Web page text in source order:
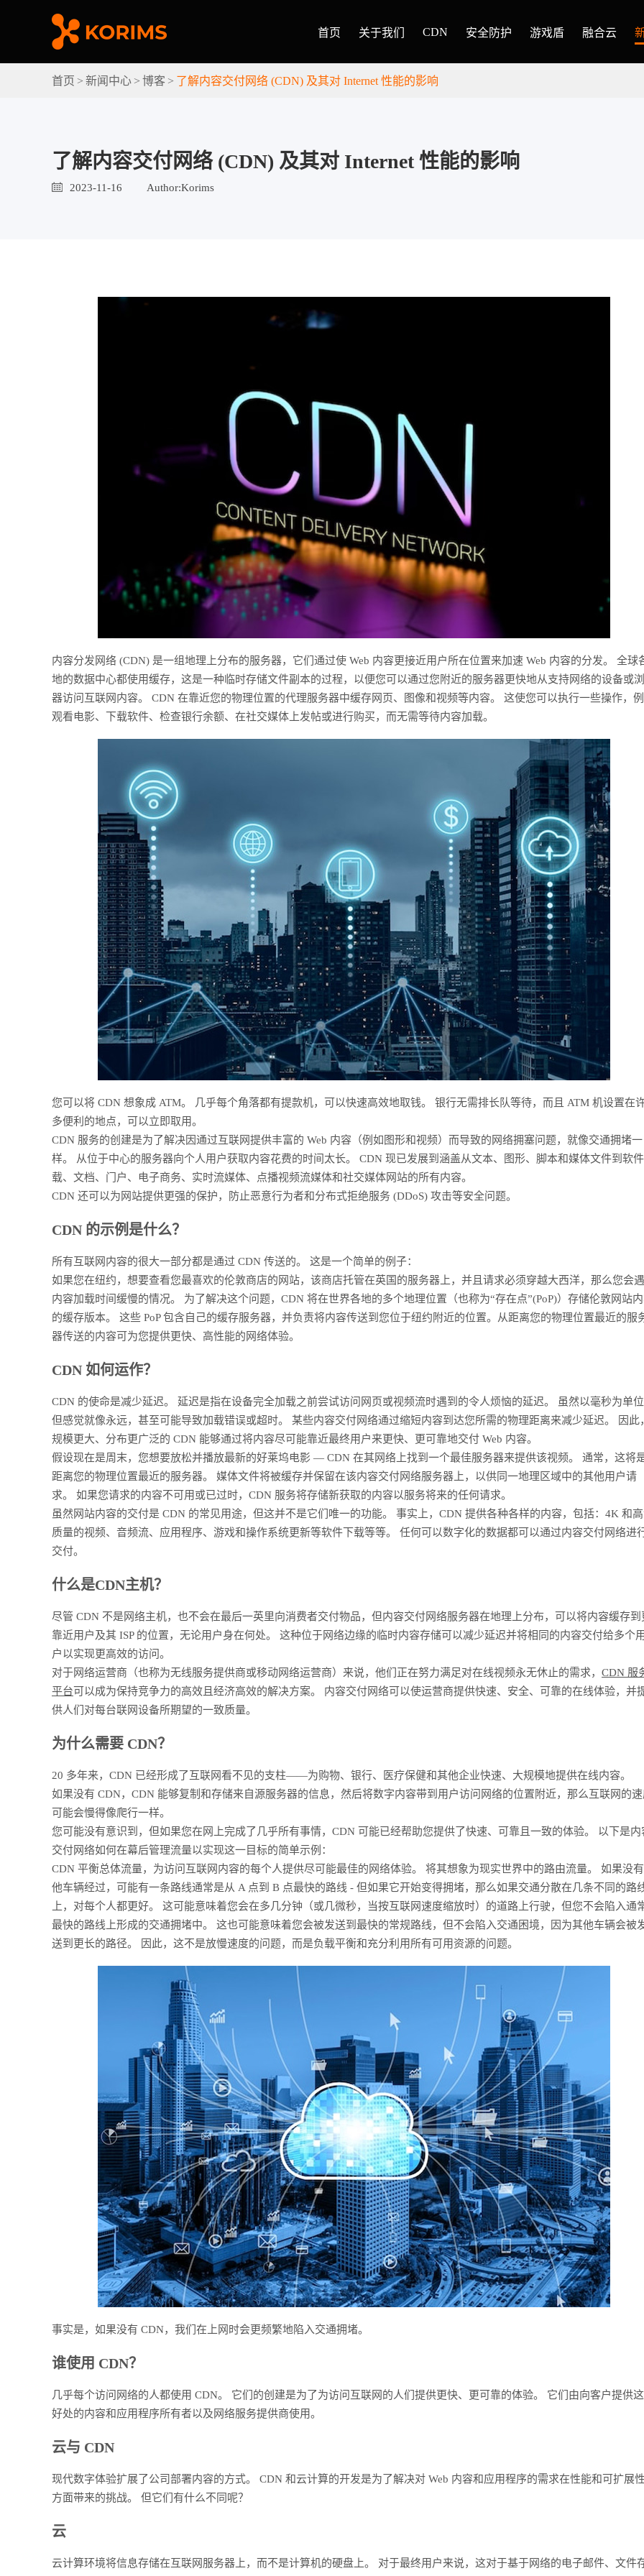
首页 关于我们 CDN 安全防护 游戏盾 融合云
首页 新闻中心 博客 了解内容交付网络 (CDN) 及其对 Internet 性能的影响
了解内容交付网络 (CDN) 及其对 Internet 性能的影响
2023-11-16 Author:Korims
内容分发网络 (CDN) 是一组地理上分布的服务器，它们通过使 Web 内容更接近用户所在位置来加速 Web 内容的分发。 全球
地的数据中心都使用缓存，这是一种临时存储文件副本的过程，以便您可以通过您附近的服务器更快地从支持网络的设备或
器访问互联网内容。 CDN 在靠近您的物理位置的代理服务器中缓存网页、图像和视频等内容。 这使您可以执行一些操作，
观看电影、下载软件、检查银行余额、在社交媒体上发帖或进行购买，而无需等待内容加载。
您可以将 CDN 想象成 ATM。 几乎每个角落都有提款机，可以快速高效地取钱。 银行无需排长队等待，而且 ATM 机设置在
多便利的地点，可以立即取用。
CDN 服务的创建是为了解决因通过互联网提供丰富的 Web 内容（例如图形和视频）而导致的网络拥塞问题，就像交通拥堵一
样。 从位于中心的服务器向个人用户获取内容花费的时间太长。 CDN 现已发展到涵盖从文本、图形、脚本和媒体文件到软
载、文档、门户、电子商务、实时流媒体、点播视频流媒体和社交媒体网站的所有内容。
CDN 还可以为网站提供更强的保护，防止恶意行为者和分布式拒绝服务 (DDoS) 攻击等安全问题。
CDN 的示例是什么？
所有互联网内容的很大一部分都是通过 CDN 传送的。 这是一个简单的例子：
如果您在纽约，想要查看您最喜欢的伦敦商店的网站，该商店托管在英国的服务器上，并且请求必须穿越大西洋，那么您会
内容加载时间缓慢的情况。 为了解决这个问题，CDN 将在世界各地的多个地理位置（也称为“存在点”(PoP)）存储伦敦网站
的缓存版本。 这些 PoP 包含自己的缓存服务器，并负责将内容传送到您位于纽约附近的位置。从距离您的物理位置最近的服
器传送的内容可为您提供更快、高性能的网络体验。
CDN 如何运作？
CDN 的使命是减少延迟。 延迟是指在设备完全加载之前尝试访问网页或视频流时遇到的令人烦恼的延迟。 虽然以毫秒为单位
但感觉就像永远，甚至可能导致加载错误或超时。 某些内容交付网络通过缩短内容到达您所需的物理距离来减少延迟。 因此，
规模更大、分布更广泛的 CDN 能够通过将内容尽可能靠近最终用户来更快、更可靠地交付 Web 内容。
假设现在是周末，您想要放松并播放最新的好莱坞电影 — CDN 在其网络上找到一个最佳服务器来提供该视频。 通常，这将
距离您的物理位置最近的服务器。 媒体文件将被缓存并保留在该内容交付网络服务器上，以供同一地理区域中的其他用户请
求。 如果您请求的内容不可用或已过时，CDN 服务将存储新获取的内容以服务将来的任何请求。
虽然网站内容的交付是 CDN 的常见用途，但这并不是它们唯一的功能。 事实上，CDN 提供各种各样的内容，包括：4K 和
质量的视频、音频流、应用程序、游戏和操作系统更新等软件下载等等。 任何可以数字化的数据都可以通过内容交付网络进
交付。
什么是CDN主机？
尽管 CDN 不是网络主机，也不会在最后一英里向消费者交付物品，但内容交付网络服务器在地理上分布，可以将内容缓存到
靠近用户及其 ISP 的位置，无论用户身在何处。 这种位于网络边缘的临时内容存储可以减少延迟并将相同的内容交付给多个
户以实现更高效的访问。
对于网络运营商（也称为无线服务提供商或移动网络运营商）来说，他们正在努力满足对在线视频永无休止的需求， CDN 服
平台可以成为保持竞争力的高效且经济高效的解决方案。 内容交付网络可以使运营商提供快速、安全、可靠的在线体验，并
供人们对每台联网设备所期望的一致质量。
为什么需要 CDN？
20 多年来，CDN 已经形成了互联网看不见的支柱——为购物、银行、医疗保健和其他企业快速、大规模地提供在线内容。
如果没有 CDN，CDN 能够复制和存储来自源服务器的信息，然后将数字内容带到用户访问网络的位置附近，那么互联网的
可能会慢得像爬行一样。
您可能没有意识到，但如果您在网上完成了几乎所有事情，CDN 可能已经帮助您提供了快速、可靠且一致的体验。 以下是内
交付网络如何在幕后管理流量以实现这一目标的简单示例：
CDN 平衡总体流量，为访问互联网内容的每个人提供尽可能最佳的网络体验。 将其想象为现实世界中的路由流量。 如果没
他车辆经过，可能有一条路线通常是从 A 点到 B 点最快的路线 - 但如果它开始变得拥堵，那么如果交通分散在几条不同的路
上，对每个人都更好。 这可能意味着您会在多几分钟（或几微秒，当按互联网速度缩放时）的道路上行驶，但您不会陷入通
最快的路线上形成的交通拥堵中。 这也可能意味着您会被发送到最快的常规路线，但不会陷入交通困境，因为其他车辆会被
送到更长的路径。 因此，这不是放慢速度的问题，而是负载平衡和充分利用所有可用资源的问题。
事实是，如果没有 CDN，我们在上网时会更频繁地陷入交通拥堵。
谁使用 CDN？
几乎每个访问网络的人都使用 CDN。 它们的创建是为了为访问互联网的人们提供更快、更可靠的体验。 它们由向客户提供
好处的内容和应用程序所有者以及网络服务提供商使用。
云与 CDN
现代数字体验扩展了公司部署内容的方式。 CDN 和云计算的开发是为了解决对 Web 内容和应用程序的需求在性能和可扩展性
方面带来的挑战。 但它们有什么不同呢？
云
云计算环境将信息存储在互联网服务器上，而不是计算机的硬盘上。 对于最终用户来说，这对于基于网络的电子邮件、文件